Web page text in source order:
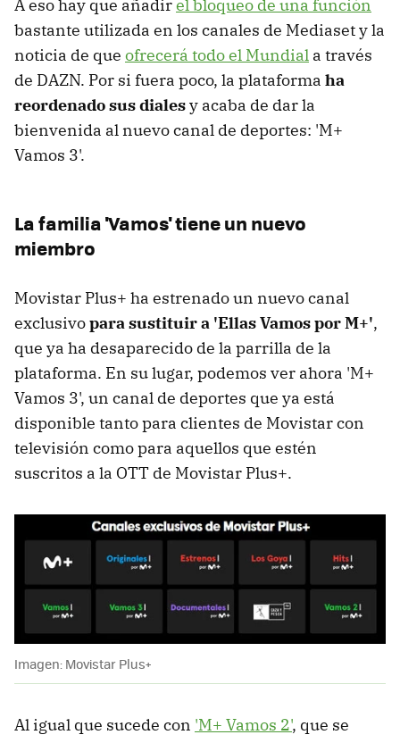
A eso hay que añadirel bloqueo de una función
bastante utilizada en los canales de Mediaset y la
noticia de que ofrecerá todo el Mundial a través
de DAZN. Por si fuera poco, la plataforma ha
reordenado sus dialesy acaba de dar la
bienvenida al nuevo canal de deportes: 'M+
Vamos 3'.
La familia 'Vamos' tiene un nuevo
miembro
Movistar Plus+ ha estrenado un nuevo canal
exclusivopara sustituir a 'Ellas Vamos por M+',
que ya ha desaparecido de la parrilla de la
plataforma. En su lugar, podemos ver ahora 'M+
Vamos 3', un canal de deportes que ya está
disponible tanto para clientes de Movistar con
televisión como para aquellos que estén
suscritos a la OTT de Movistar Plus+.
Imagen: Movistar Plus+
Al igual que sucede con 'M+ Vamos 2', que se